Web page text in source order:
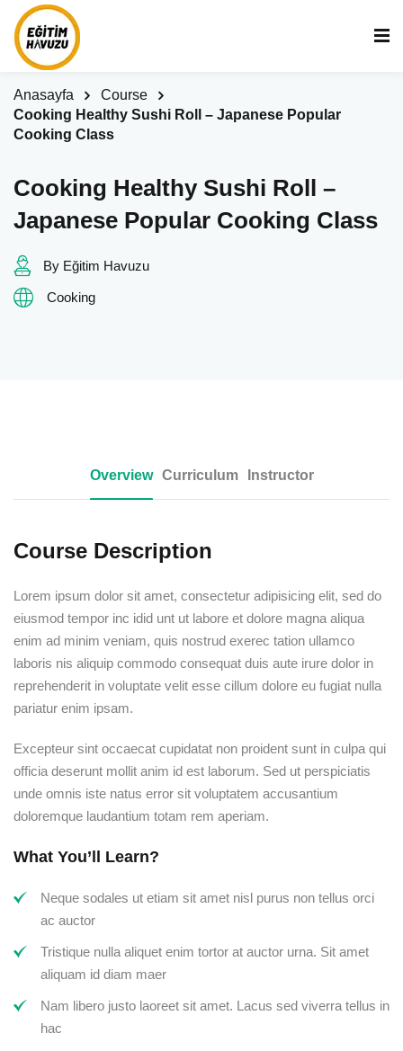
Anasayfa
Course
Cooking Healthy Sushi Roll – Japanese Popular
Cooking Class
Cooking Healthy Sushi Roll –
Japanese Popular Cooking Class
By Eğitim Havuzu
Cooking
Overview Curriculum Instructor
Course Description
Lorem ipsum dolor sit amet, consectetur adipisicing elit, sed do
eiusmod tempor inc idid unt ut labore et dolore magna aliqua
enim ad minim veniam, quis nostrud exerec tation ullamco
laboris nis aliquip commodo consequat duis aute irure dolor in
reprehenderit in voluptate velit esse cillum dolore eu fugiat nulla
pariatur enim ipsam.
Excepteur sint occaecat cupidatat non proident sunt in culpa qui
officia deserunt mollit anim id est laborum. Sed ut perspiciatis
unde omnis iste natus error sit voluptatem accusantium
doloremque laudantium totam rem aperiam.
What You’ll Learn?
Neque sodales ut etiam sit amet nisl purus non tellus orci
ac auctor
Tristique nulla aliquet enim tortor at auctor urna. Sit amet
aliquam id diam maer
Nam libero justo laoreet sit amet. Lacus sed viverra tellus in
hac